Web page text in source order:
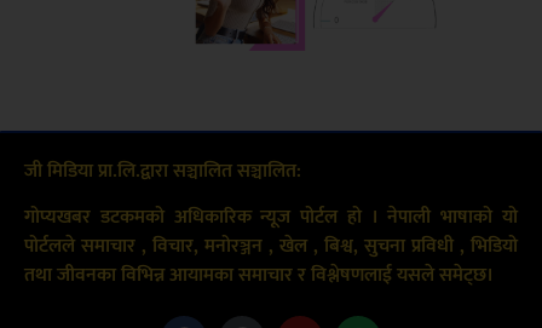
जी मिडिया प्रा.लि.द्वारा सञ्चालित सञ्चालित:
गोप्यखबर डटकमको अधिकारिक न्यूज पोर्टल हो । नेपाली भाषाको यो
पोर्टलले समाचार , विचार, मनोरञ्जन , खेल , बिश्व, सुचना प्रविधी , भिडियो
तथा जीवनका विभिन्न आयामका समाचार र विश्लेषणलाई यसले समेट्छ।